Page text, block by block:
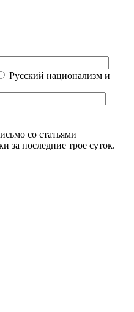
Русский национализм и
со статьями
за последние трое суток.